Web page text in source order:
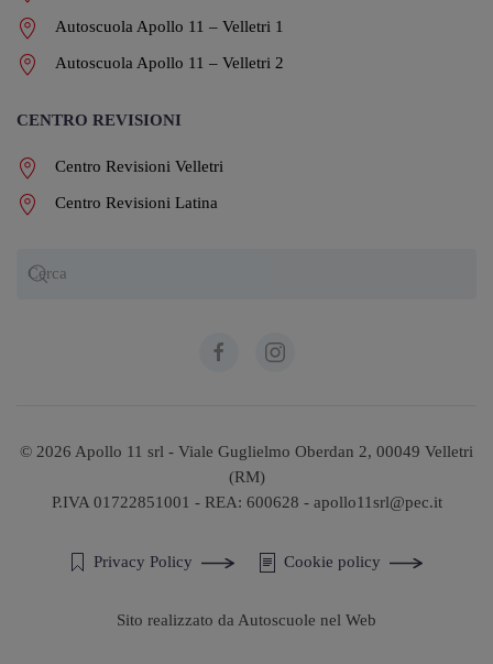
Autoscuola Apollo 11 – Velletri 1
Autoscuola Apollo 11 – Velletri 2
CENTRO REVISIONI
Centro Revisioni Velletri
Centro Revisioni Latina
© 2026 Apollo 11 srl - Viale Guglielmo Oberdan 2, 00049 Velletri
(RM)
P.IVA 01722851001 - REA: 600628 - apollo11srl@pec.it
Privacy Policy Cookie policy
Sito realizzato da Autoscuole nel Web